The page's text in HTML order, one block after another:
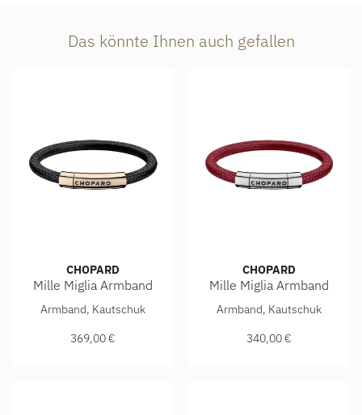
Das könnte Ihnen auch gefallen
CHOPARD
Mille Miglia Armband
Chopard Mille Miglia Armband, Ref: 95016-0210, Preis:
Armband, Kautschuk
369,00 €
CHOPARD
Mille Miglia Armband
Chopard Mille Miglia
Armband, Kautschuk
340,00 €